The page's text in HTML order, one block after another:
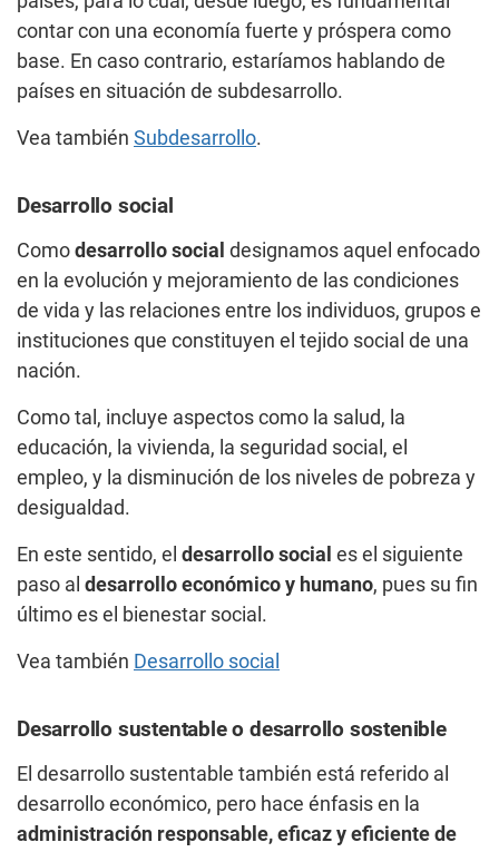
contar con una economía fuerte y próspera como
base. En caso contrario, estaríamos hablando de
países en situación de subdesarrollo.
Vea también Subdesarrollo.
Desarrollo social
Como desarrollo social designamos aquel enfocado
en la evolución y mejoramiento de las condiciones
de vida y las relaciones entre los individuos, grupos e
instituciones que constituyen el tejido social de una
nación.
Como tal, incluye aspectos como la salud, la
educación, la vivienda, la seguridad social, el
empleo, y la disminución de los niveles de pobreza y
desigualdad.
En este sentido, el desarrollo social es el siguiente
paso al desarrollo económico y humano, pues su fin
último es el bienestar social.
Vea también Desarrollo social
Desarrollo sustentable o desarrollo sostenible
El desarrollo sustentable también está referido al
desarrollo económico, pero hace énfasis en la
administración responsable, eficaz y eficiente de